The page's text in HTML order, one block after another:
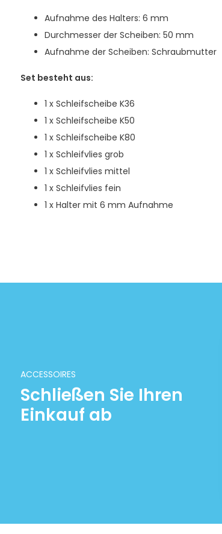
Aufnahme des Halters: 6 mm
Durchmesser der Scheiben: 50 mm
Aufnahme der Scheiben: Schraubmutter
Set besteht aus:
1 x Schleifscheibe K36
1 x Schleifscheibe K50
1 x Schleifscheibe K80
1 x Schleifvlies grob
1 x Schleifvlies mittel
1 x Schleifvlies fein
1 x Halter mit 6 mm Aufnahme
ACCESSOIRES
Schließen Sie Ihren
Einkauf ab